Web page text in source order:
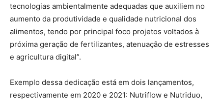
tecnologias ambientalmente adequadas que auxiliem no
aumento da produtividade e qualidade nutricional dos
alimentos, tendo por principal foco projetos voltados à
próxima geração de fertilizantes, atenuação de estresses
e agricultura digital”.
Exemplo dessa dedicação está em dois lançamentos,
respectivamente em 2020 e 2021: Nutriflow e Nutriduo,